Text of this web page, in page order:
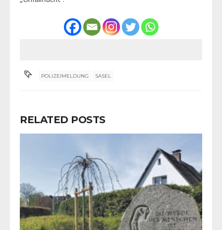
POLIZEIMELDUNG SASEL
RELATED POSTS